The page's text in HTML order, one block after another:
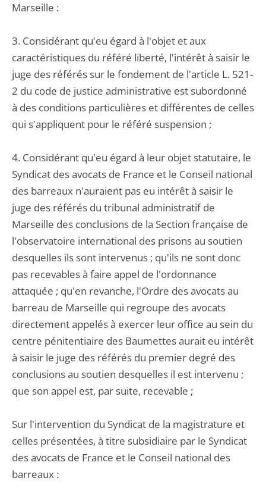
Marseille :
3. Considérant qu'eu égard à l'objet et aux
caractéristiques du référé liberté, l'intérêt à saisir le
juge des référés sur le fondement de l'article L. 521-
2 du code de justice administrative est subordonné
à des conditions particulières et différentes de celles
qui s'appliquent pour le référé suspension ;
4. Considérant qu'eu égard à leur objet statutaire, le
Syndicat des avocats de France et le Conseil national
des barreaux n'auraient pas eu intérêt à saisir le
juge des référés du tribunal administratif de
Marseille des conclusions de la Section française de
l'observatoire international des prisons au soutien
desquelles ils sont intervenus ; qu'ils ne sont donc
pas recevables à faire appel de l'ordonnance
attaquée ; qu'en revanche, l'Ordre des avocats au
barreau de Marseille qui regroupe des avocats
directement appelés à exercer leur office au sein du
centre pénitentiaire des Baumettes aurait eu intérêt
à saisir le juge des référés du premier degré des
conclusions au soutien desquelles il est intervenu ;
que son appel est, par suite, recevable ;
Sur l'intervention du Syndicat de la magistrature et
celles présentées, à titre subsidiaire par le Syndicat
des avocats de France et le Conseil national des
barreaux :